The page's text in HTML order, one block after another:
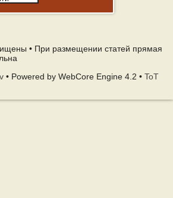
• При размещении статей прямая
• Powered by WebCore Engine 4.2 • ToT